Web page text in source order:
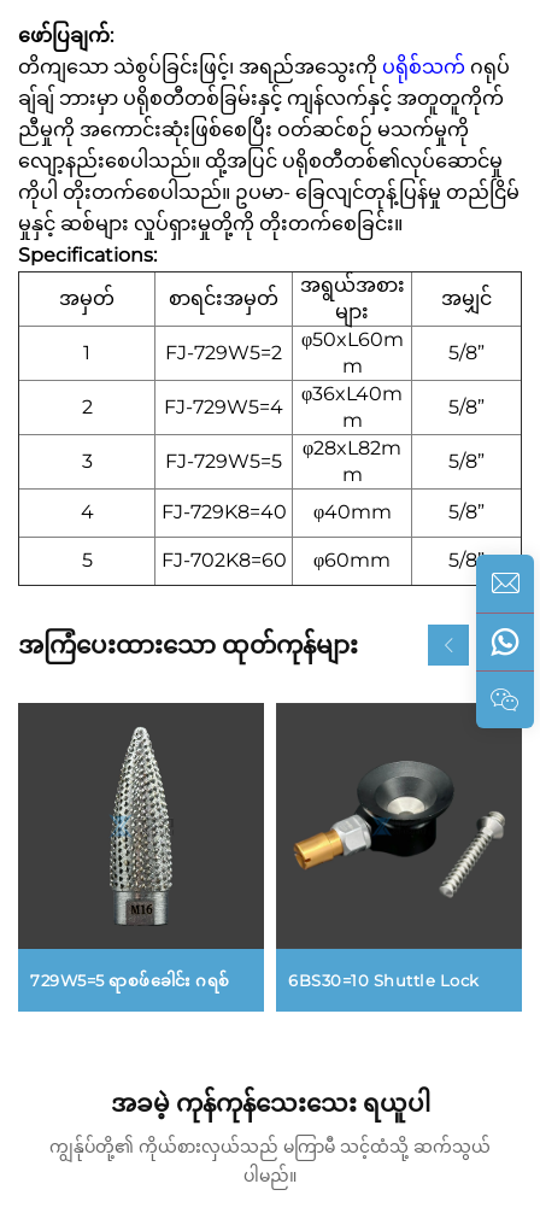
ဖော်ပြချက်:
တိကျသော သဲစွပ်ခြင်းဖြင့်၊ အရည်အသွေးကို ပရိုစ်သက် ဂရုပ်
ချ်ချ် ဘားမှာ ပရိုစတီတစ်ခြမ်းနှင့် ကျန်လက်နှင့် အတူတူကိုက်
ညီမှုကို အကောင်းဆုံးဖြစ်စေပြီး ဝတ်ဆင်စဉ် မသက်မှုကို
လျော့နည်းစေပါသည်။ ထို့အပြင် ပရိုစတီတစ်၏လုပ်ဆောင်မှု
ကိုပါ တိုးတက်စေပါသည်။ ဥပမာ- ခြေလျင်တုန့်ပြန်မှု တည်ငြိမ်
မှုနှင့် ဆစ်များ လှုပ်ရှားမှုတို့ကို တိုးတက်စေခြင်း။
Specifications:
အမှတ်
စာရင်းအမှတ်
အရွယ်အစား
များ
အမျှင်
1 FJ-729W5=2
φ50xL60m
m
5/8”
2 FJ-729W5=4
φ36xL40m
m
5/8”
3 FJ-729W5=5
φ28xL82m
m
5/8”
4 FJ-729K8=40 φ40mm 5/8”
5 FJ-702K8=60 φ60mm 5/8”
အကြံပေးထားသော ထုတ်ကုန်များ
729W5=5 ရာစဖ်ခေါင်း ဂရစ် 6BS30=10 Shuttle Lock
အခမဲ့ ကုန်ကုန်သေးသေး ရယူပါ
ကျွန်ုပ်တို့၏ ကိုယ်စားလှယ်သည် မကြာမီ သင့်ထံသို့ ဆက်သွယ်
ပါမည်။